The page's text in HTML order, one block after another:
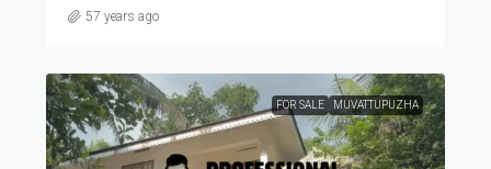
57 years ago
FOR SALE MUVATTUPUZHA